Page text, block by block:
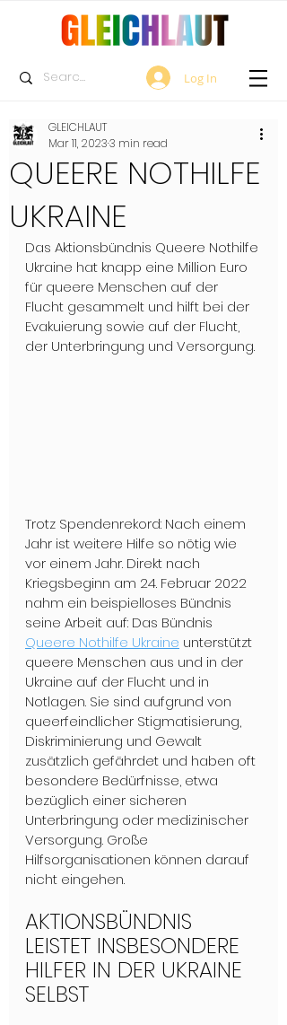
Log In
QUEERE NOTHILFE
UKRAINE
GLEICHLAUT
Mar 11, 20233 min read
Das Aktionsbündnis Queere Nothilfe
Ukraine hat knapp eine Million Euro
für queere Menschen auf der
Flucht gesammelt und hilft bei der
Evakuierung sowie auf der Flucht,
der Unterbringung und Versorgung.
Trotz Spendenrekord: Nach einem
Jahr ist weitere Hilfe so nötig wie
vor einem Jahr. Direkt nach
Kriegsbeginn am 24. Februar 2022
nahm ein beispielloses Bündnis
seine Arbeit auf: Das Bündnis
Queere Nothilfe Ukraine unterstützt
queere Menschen aus und in der
Ukraine auf der Flucht und in
Notlagen. Sie sind aufgrund von
queerfeindlicher Stigmatisierung,
Diskriminierung und Gewalt
zusätzlich gefährdet und haben oft
besondere Bedürfnisse, etwa
bezüglich einer sicheren
Unterbringung oder medizinischer
Versorgung. Große
Hilfsorganisationen können darauf
nicht eingehen.
AKTIONSBÜNDNIS
LEISTET INSBESONDERE
HILFER IN DER UKRAINE
SELBST